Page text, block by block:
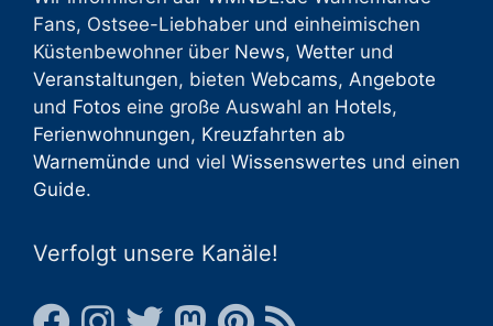
Fans, Ostsee-Liebhaber und einheimischen
Küstenbewohner über News, Wetter und
Veranstaltungen, bieten Webcams, Angebote
und Fotos eine große Auswahl an Hotels,
Ferienwohnungen, Kreuzfahrten ab
Warnemünde und viel Wissenswertes und einen
Guide.
Verfolgt unsere Kanäle!